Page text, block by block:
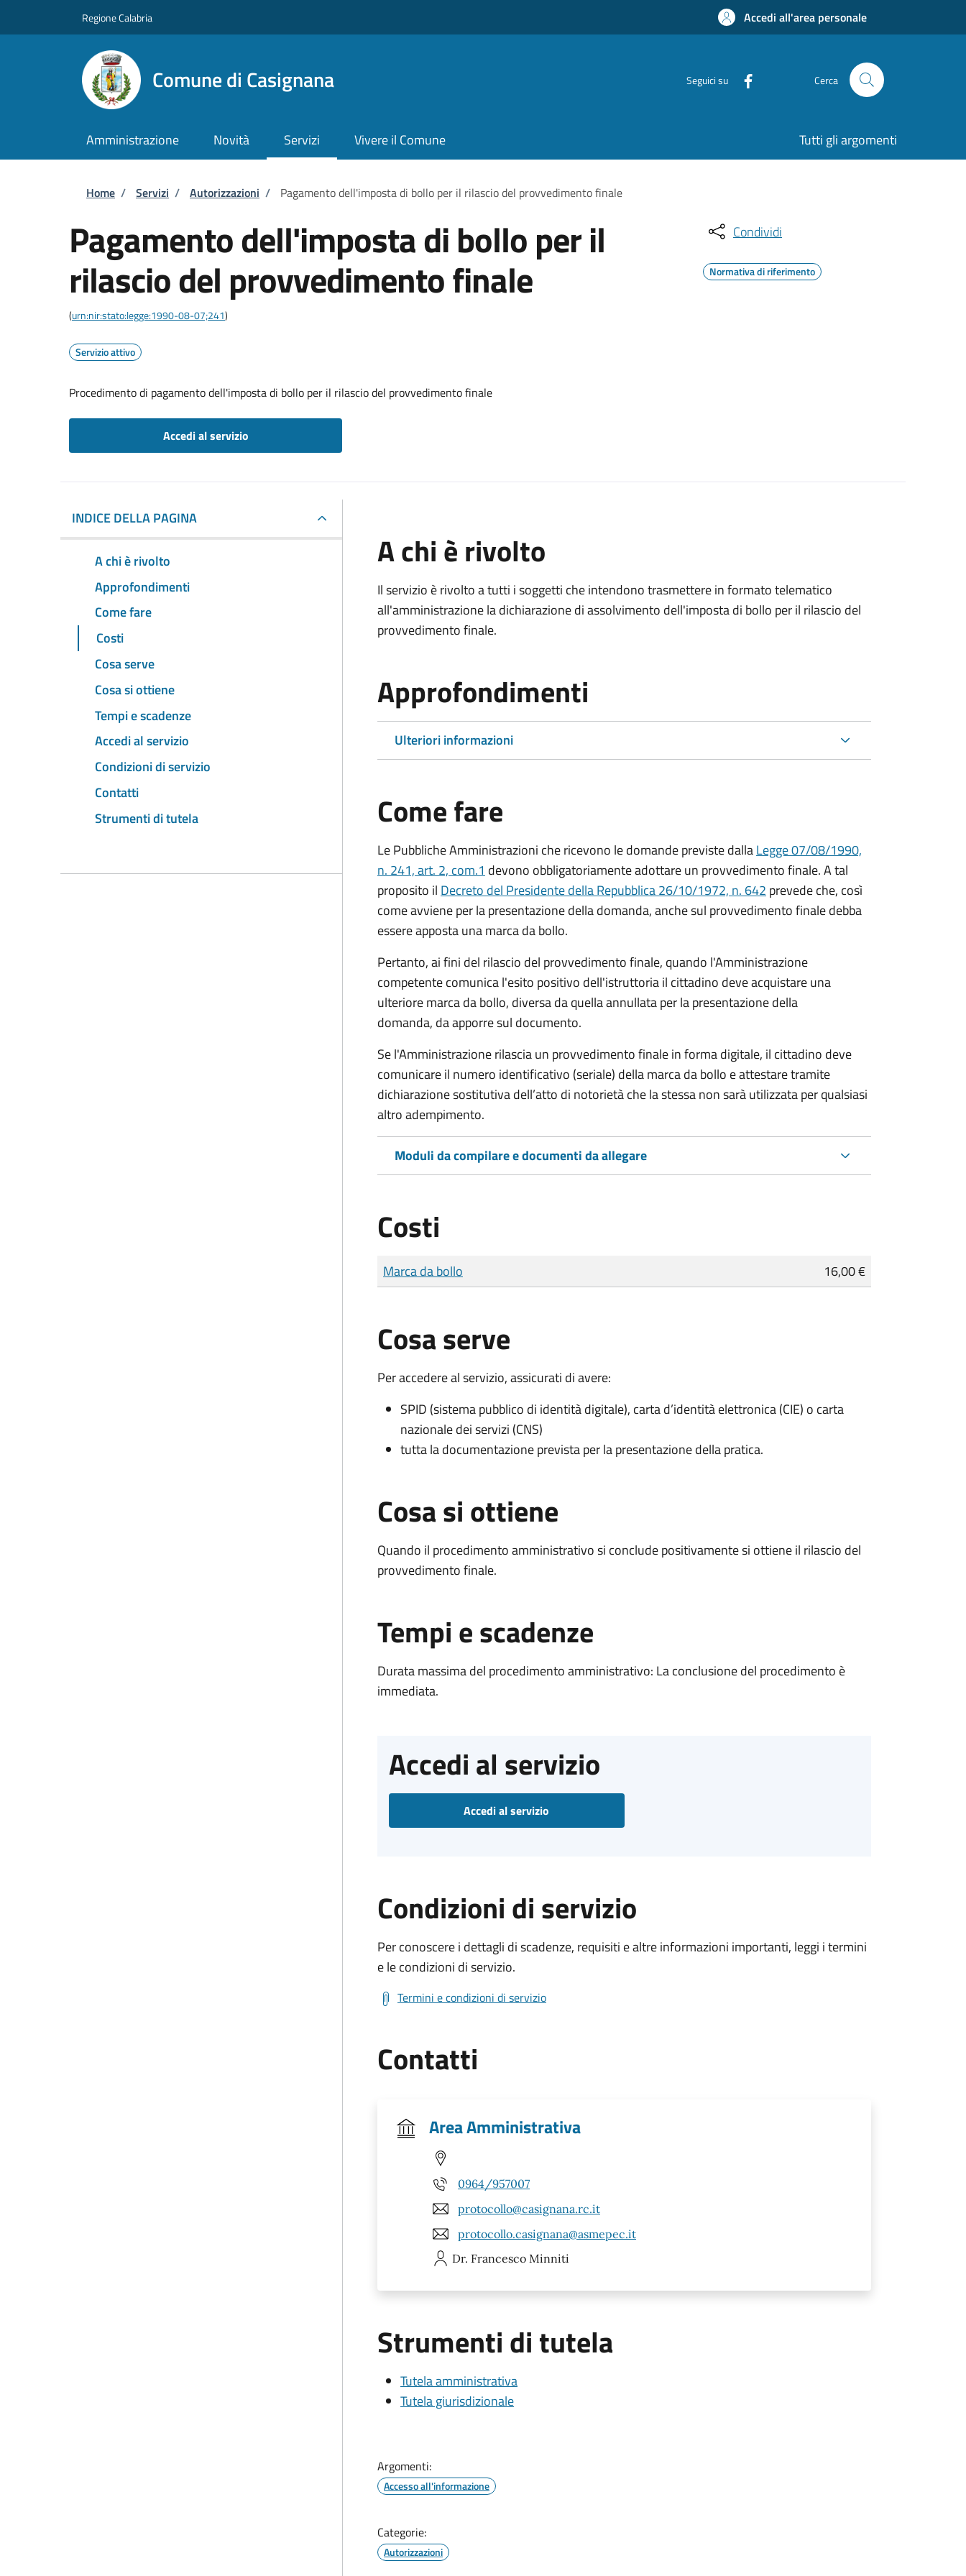
Regione Calabria Accedi all'area personale
Comune di Casignana Seguici su Cerca
Amministrazione Novità Servizi Vivere il Comune Tutti gli argomenti
Briciole di pane
Home / Servizi / Autorizzazioni / Pagamento dell'imposta di bollo per il rilascio del provvedimento finale
Pagamento dell'imposta di bollo per il
rilascio del provvedimento finale
(urn:nir:stato:legge:1990-08-07;241)
Servizio attivo
Procedimento di pagamento dell'imposta di bollo per il rilascio del provvedimento finale
Accedi al servizio
Condividi
Normativa di riferimento
INDICE DELLA PAGINA
A chi è rivolto
Approfondimenti
Come fare
Costi
Cosa serve
Cosa si ottiene
Tempi e scadenze
Accedi al servizio
Condizioni di servizio
Contatti
Strumenti di tutela
A chi è rivolto
Il servizio è rivolto a tutti i soggetti che intendono trasmettere in formato telematico
all'amministrazione la dichiarazione di assolvimento dell'imposta di bollo per il rilascio del
provvedimento finale.
Approfondimenti
Ulteriori informazioni
Come fare
Le Pubbliche Amministrazioni che ricevono le domande previste dallaLegge 07/08/1990,
n. 241, art. 2, com.1 devono obbligatoriamente adottare un provvedimento finale. A tal
proposito il Decreto del Presidente della Repubblica 26/10/1972, n. 642 prevede che, così
come avviene per la presentazione della domanda, anche sul provvedimento finale debba
essere apposta una marca da bollo.
Pertanto, ai fini del rilascio del provvedimento finale, quando l'Amministrazione
competente comunica l'esito positivo dell'istruttoria il cittadino deve acquistare una
ulteriore marca da bollo, diversa da quella annullata per la presentazione della
domanda, da apporre sul documento.
Se l'Amministrazione rilascia un provvedimento finale in forma digitale, il cittadino deve
comunicare il numero identificativo (seriale) della marca da bollo e attestare tramite
dichiarazione sostitutiva dell’atto di notorietà che la stessa non sarà utilizzata per qualsiasi
altro adempimento.
Moduli da compilare e documenti da allegare
Costi
Tipo di pagamento
Importo
Marca da bollo 16,00 €
Cosa serve
Per accedere al servizio, assicurati di avere:
SPID (sistema pubblico di identità digitale), carta d’identità elettronica (CIE) o carta
nazionale dei servizi (CNS)
tutta la documentazione prevista per la presentazione della pratica.
Cosa si ottiene
Quando il procedimento amministrativo si conclude positivamente si ottiene il rilascio del
provvedimento finale.
Tempi e scadenze
Durata massima del procedimento amministrativo: La conclusione del procedimento è
immediata.
Accedi al servizio
Accedi al servizio
Condizioni di servizio
Per conoscere i dettagli di scadenze, requisiti e altre informazioni importanti, leggi i termini
e le condizioni di servizio.
Termini e condizioni di servizio
Contatti
Area Amministrativa
0964/957007
protocollo@casignana.rc.it
protocollo.casignana@asmepec.it
Dr. Francesco Minniti
Strumenti di tutela
Tutela amministrativa
Tutela giurisdizionale
Argomenti:
Accesso all'informazione
Categorie:
Autorizzazioni